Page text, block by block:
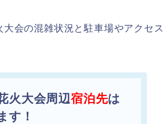
会の混雑状況と駐車場やアクセス
火大会周辺宿泊先は
す！